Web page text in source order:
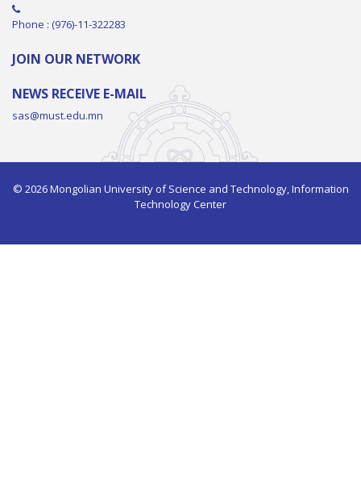
Phone : (976)-11-322283
JOIN OUR NETWORK
NEWS RECEIVE E-MAIL
sas@must.edu.mn
© 2026 Mongolian University of Science and Technology, Information
Technology Center